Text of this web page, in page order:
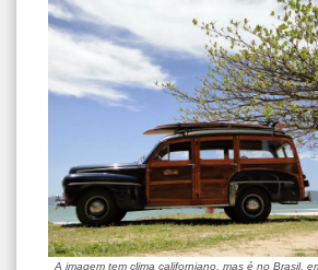
A imagem tem clima californiano, mas é no Brasil,